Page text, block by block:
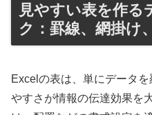
見やすい表を作る
ク：罫線、網掛け
Excelの表は、単にデータ
やすさが情報の伝達効果を